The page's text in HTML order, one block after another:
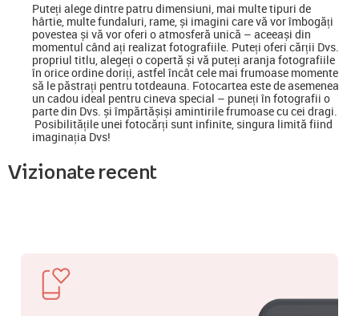
Puteți alege dintre patru dimensiuni, mai multe tipuri de
hârtie, multe fundaluri, rame, și imagini care vă vor îmbogăți
povestea și vă vor oferi o atmosferă unică – aceeași din
momentul când ați realizat fotografiile. Puteți oferi cărții Dvs.
propriul titlu, alegeți o copertă și vă puteți aranja fotografiile
în orice ordine doriți, astfel încât cele mai frumoase momente
să le păstrați pentru totdeauna. Fotocartea este de asemenea
un cadou ideal pentru cineva special – puneți în fotografii o
parte din Dvs. și împărtășiși amintirile frumoase cu cei dragi.
Posibilitățile unei fotocărți sunt infinite, singura limită fiind
imaginația Dvs!
Vizionate recent